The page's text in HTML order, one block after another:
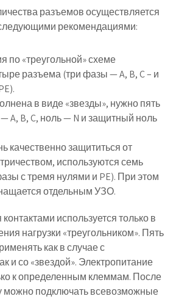
разъемов осуществляется
рекомендациями:
по «треугольной» схеме
разъема (три фазы — A, B, C – и
в виде «звезды», нужно пять
A, B, C, ноль — N и защитный ноль
качественно защититься от
используются семь
с тремя нулями и PE). При этом
отдельным УЗО.
используется только в
нагрузки «треугольником». Пять
как в случае с
и со «звездой». Электропитание
к определенным клеммам. После
можно подключать всевозможные